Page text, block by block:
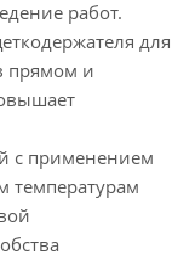
работ.
для
прямом и
с применением
температурам